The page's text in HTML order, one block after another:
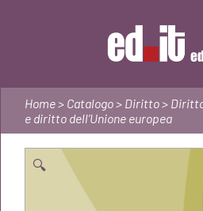
Home> Catalogo> Diritto>
e diritto dell’Unione europea
🔍